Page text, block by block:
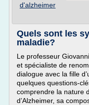
d'alzheimer
Quels sont les
maladie?
Le professeur
et spécialiste de
dialogue avec la fille
quelques questions-
comprendre la nature
d’Alzheimer, sa